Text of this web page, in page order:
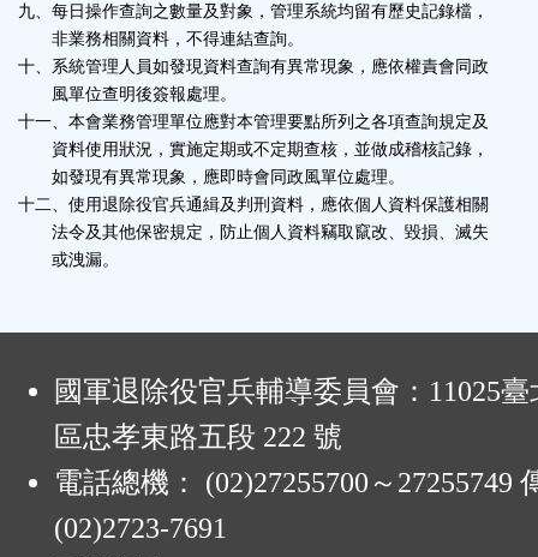
九、每日操作查詢之數量及對象，管理系統均留有歷史記錄檔，
非業務相關資料，不得連結查詢。
十、系統管理人員如發現資料查詢有異常現象，應依權責會同政
風單位查明後簽報處理。
十一、本會業務管理單位應對本管理要點所列之各項查詢規定及
資料使用狀況，實施定期或不定期查核，並做成稽核記錄，
如發現有異常現象，應即時會同政風單位處理。
十二、使用退除役官兵通緝及判刑資料，應依個人資料保護相關
法令及其他保密規定，防止個人資料竊取竄改、毀損、滅失
或洩漏。
國軍退除役官兵輔導委員會：11025
區忠孝東路五段 222 號
電話總機： (02)27255700～27255749
(02)2723-7691